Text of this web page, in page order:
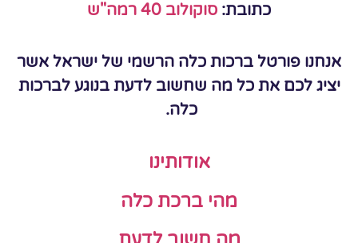
כתובת: סוקולוב 40 רמה"ש
אנחנו פורטל ברכות כלה הרשמי של ישראל אשר
יציג לכם את כל מה שחשוב לדעת בנוגע לברכות
כלה.
אודותינו
מהי ברכת כלה